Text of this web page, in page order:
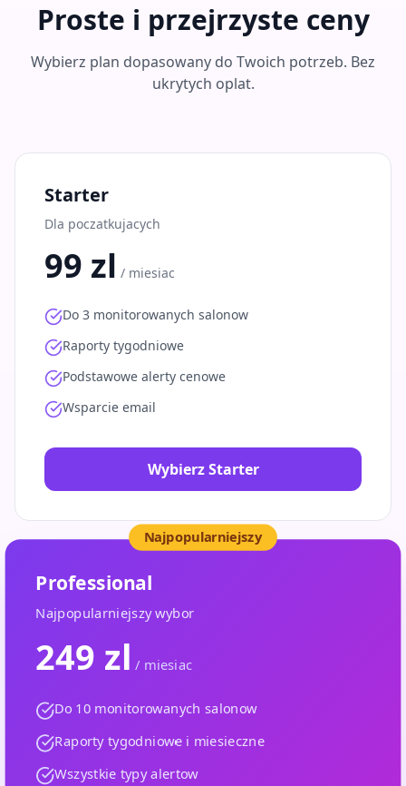
Proste i przejrzyste ceny
Wybierz plan dopasowany do Twoich potrzeb. Bez
ukrytych oplat.
Starter
Dla poczatkujacych
99 zl / miesiac
Do 3 monitorowanych salonow
Raporty tygodniowe
Podstawowe alerty cenowe
Wsparcie email
Wybierz Starter
Najpopularniejszy
Professional
Najpopularniejszy wybor
249 zl / miesiac
Do 10 monitorowanych salonow
Raporty tygodniowe i miesieczne
Wszystkie typy alertow